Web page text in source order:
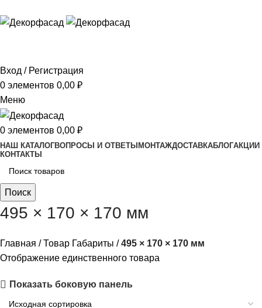
Вход / Регистрация
0 элементов 0,00 ₽
Меню
0 элементов 0,00 ₽
НАШ КАТАЛОГВОПРОСЫ И ОТВЕТЫМОНТАЖДОСТАВКАБЛОГАКЦИИ
КОНТАКТЫ
Поиск
495 × 170 × 170 мм
Главная Товар Габариты
495 × 170 × 170 мм
Отображение единственного товара
Показать боковую панель